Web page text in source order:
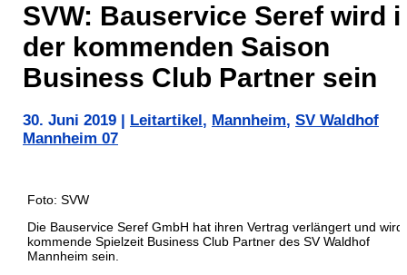
SVW: Bauservice Seref wird
der kommenden Saison
Business Club Partner sein
30. Juni 2019 Leitartikel , Mannheim, SV Waldhof
Mannheim 07
Foto: SVW
Die Bauservice Seref GmbH hat ihren Vertrag verlängert und wird
kommende Spielzeit Business Club Partner des SV Waldhof
Mannheim sein.